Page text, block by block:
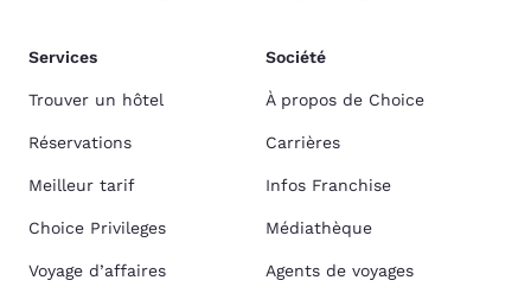
Services
Trouver un hôtel
Réservations
Meilleur tarif
Choice Privileges
Voyage d’affaires
Société
À propos de Choice
Carrières
Infos Franchise
Médiathèque
Agents de voyages